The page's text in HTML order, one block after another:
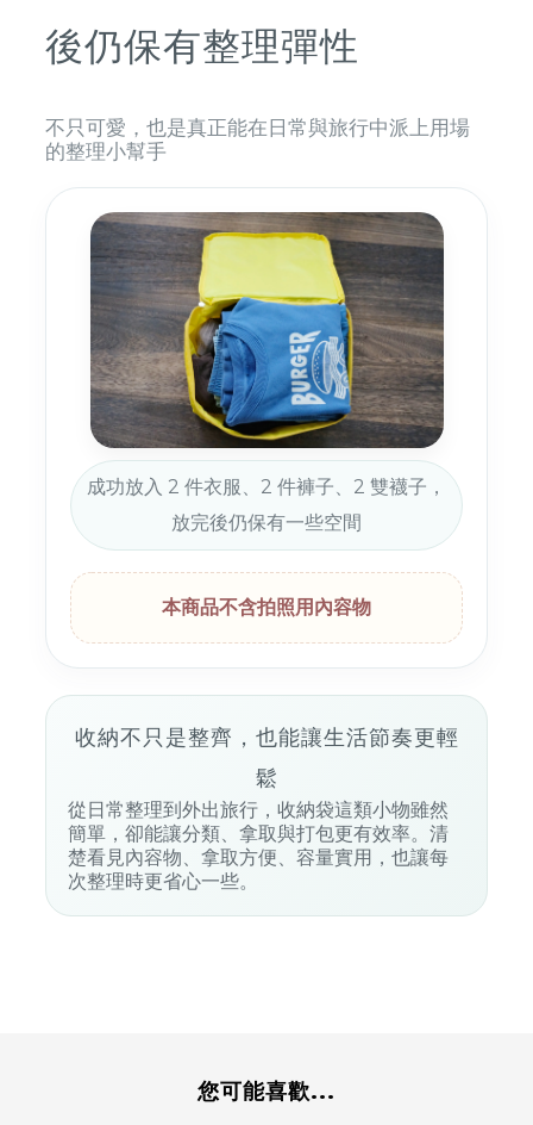
後仍保有整理彈性
不只可愛，也是真正能在日常與旅行中派上用場
的整理小幫手
成功放入 2 件衣服、2 件褲子、2 雙襪子，
放完後仍保有一些空間
本商品不含拍照用內容物
收納不只是整齊，也能讓生活節奏更輕
鬆
從日常整理到外出旅行，收納袋這類小物雖然
簡單，卻能讓分類、拿取與打包更有效率。清
楚看見內容物、拿取方便、容量實用，也讓每
次整理時更省心一些。
您可能喜歡...